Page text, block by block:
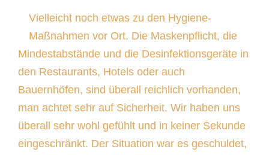
Vielleicht noch etwas zu den Hygiene-
Maßnahmen vor Ort. Die Maskenpflicht, die
Mindestabstände und die Desinfektionsgeräte in
den Restaurants, Hotels oder auch
Bauernhöfen, sind überall reichlich vorhanden,
man achtet sehr auf Sicherheit. Wir haben uns
überall sehr wohl gefühlt und in keiner Sekunde
eingeschränkt. Der Situation war es geschuldet,